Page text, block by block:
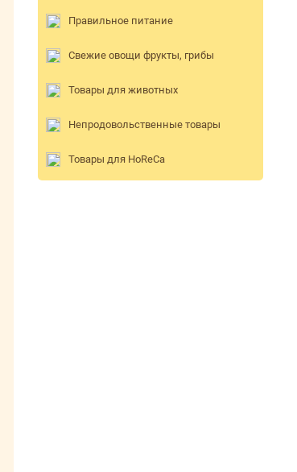
Правильное питание
Свежие овощи фрукты, грибы
Товары для животных
Непродовольственные товары
Товары для HoReCa